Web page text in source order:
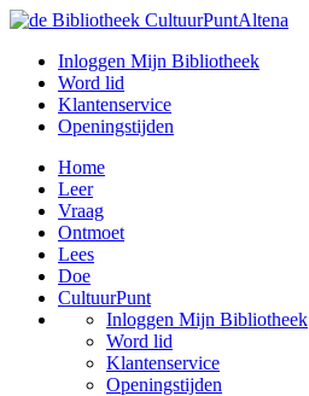
Inloggen Mijn Bibliotheek
Word lid
Klantenservice
Openingstijden
Home
Leer
Vraag
Ontmoet
Lees
Doe
CultuurPunt
Inloggen Mijn Bibliotheek
Word lid
Klantenservice
Openingstijden